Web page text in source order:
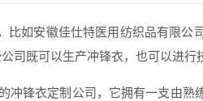
比如安徽佳仕特医用纺织品有限公
司既可以生产冲锋衣，也可以进行
冲锋衣定制公司，它拥有一支由熟